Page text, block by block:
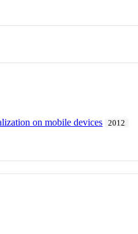
on mobile devices 2012